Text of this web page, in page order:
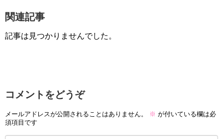
関連記事
記事は見つかりませんでした。
コメントをどうぞ
メールアドレスが公開されることはありません。 ※ が付いている欄は必
須項目です